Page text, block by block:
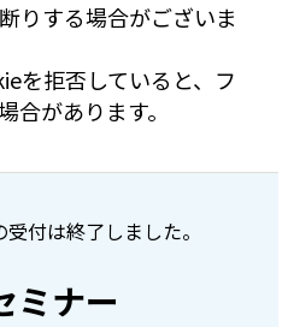
りする場合がございま
を拒否していると、フ
合があります。
付は終了しました。
ミナー